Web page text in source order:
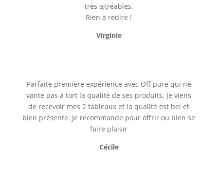
très agréables.
Rien à redire !
Virginie
Parfaite première expérience avec Off pure qui ne
vante pas à tort la qualité de ses produits. Je viens
de recevoir mes 2 tableaux et la qualité est bel et
bien présente. Je recommande pour offrir ou bien se
faire plaisir
Cécile